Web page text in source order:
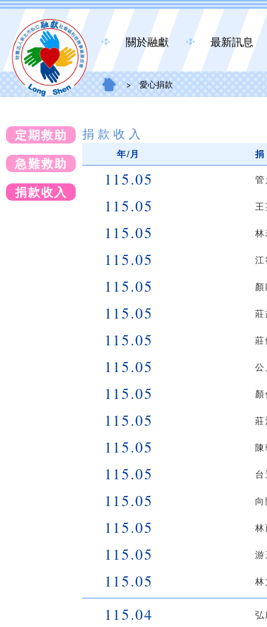
關於融獻 最新訊息
> 愛心捐款
定期救助
急難救助
捐款收入
捐款收入
年/月
115.05
115.05
115.05
115.05
115.05
115.05
115.05
115.05
115.05
115.05
115.05
115.05
115.05
115.05
115.05
115.05
115.04